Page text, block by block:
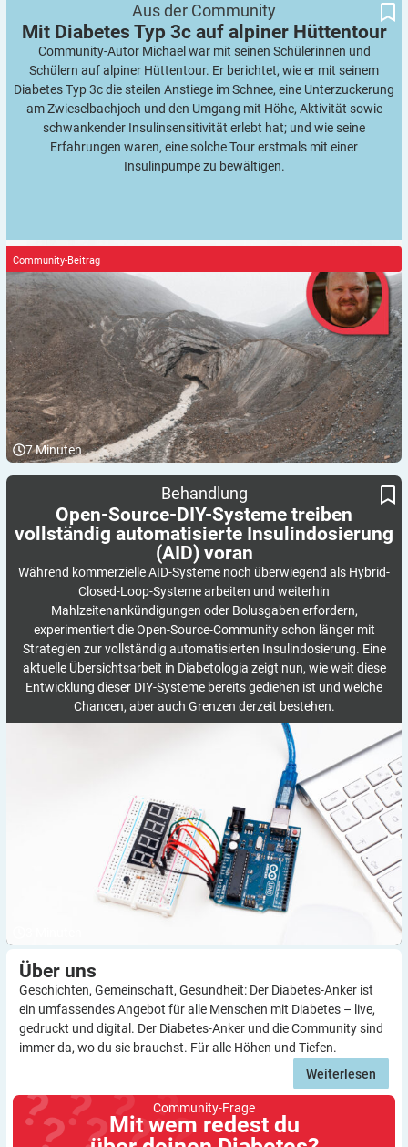
Aus der Community
Mit Diabetes Typ 3c auf alpiner Hüttentour
Community-Autor Michael war mit seinen Schülerinnen und
Schülern auf alpiner Hüttentour. Er berichtet, wie er mit seinem
Diabetes Typ 3c die steilen Anstiege im Schnee, eine Unterzuckerung
am Zwieselbachjoch und den Umgang mit Höhe, Aktivität sowie
schwankender Insulinsensitivität erlebt hat; und wie seine
Erfahrungen waren, eine solche Tour erstmals mit einer
Insulinpumpe zu bewältigen.
7Minuten
Community-Beitrag
Open-Source-DIY-Systeme treiben vollständig automatisierte
Insulindosierung (AID) voran
Behandlung
Open-Source-DIY-Systeme treiben
vollständig automatisierte Insulindosierung
(AID) voran
Während kommerzielle AID-Systeme noch überwiegend als Hybrid-
Closed-Loop-Systeme arbeiten und weiterhin
Mahlzeitenankündigungen oder Bolusgaben erfordern,
experimentiert die Open-Source-Community schon länger mit
Strategien zur vollständig automatisierten Insulindosierung. Eine
aktuelle Übersichtsarbeit in Diabetologia zeigt nun, wie weit diese
Entwicklung dieser DIY-Systeme bereits gediehen ist und welche
Chancen, aber auch Grenzen derzeit bestehen.
Über uns
Geschichten, Gemeinschaft, Gesundheit: Der Diabetes-Anker ist
ein umfassendes Angebot für alle Menschen mit Diabetes – live,
gedruckt und digital. Der Diabetes-Anker und die Community sind
immer da, wo du sie brauchst. Für alle Höhen und Tiefen.
Weiterlesen
Community-Frage
Mit wem redest du